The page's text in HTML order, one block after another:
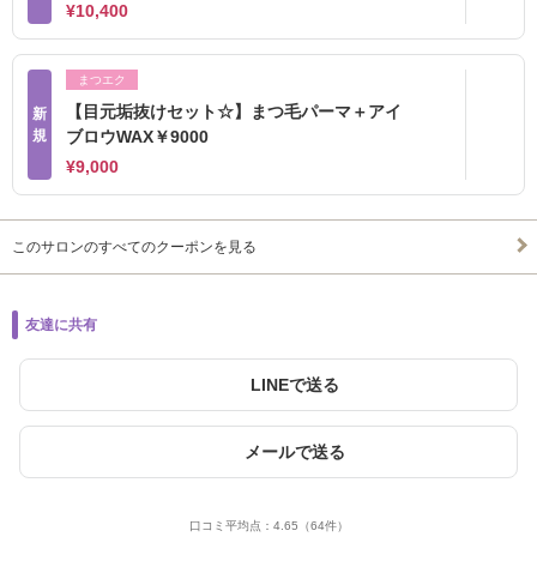
¥10,400
新
規
まつエク
【目元垢抜けセット☆】まつ毛パーマ＋アイ
ブロウWAX￥9000
¥9,000
このサロンのすべてのクーポンを見る
友達に共有
LINEで送る
メールで送る
口コミ平均点： 4.65 （64件）